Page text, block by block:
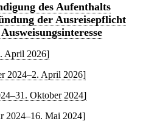
des Aufenthalts
der Ausreisepflicht
April 2026]
2024–2. April 2026]
Oktober 2024]
2024–16. Mai 2024]